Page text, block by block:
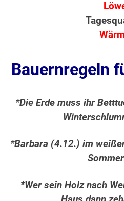
Bauernregeln
*Die Erde muss ihr
*Barbara (4.12.) im
*Wer sein Holz nach